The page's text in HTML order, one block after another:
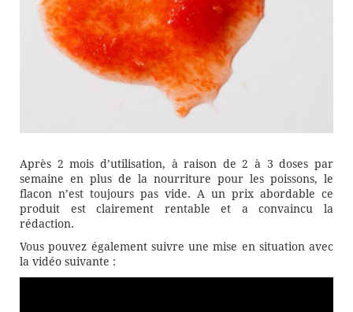
Après 2 mois d’utilisation, à raison de 2 à 3 doses par
semaine en plus de la nourriture pour les poissons, le
flacon n’est toujours pas vide. A un prix abordable ce
produit est clairement rentable et a convaincu la
rédaction.
Vous pouvez également suivre une mise en situation avec
la vidéo suivante :